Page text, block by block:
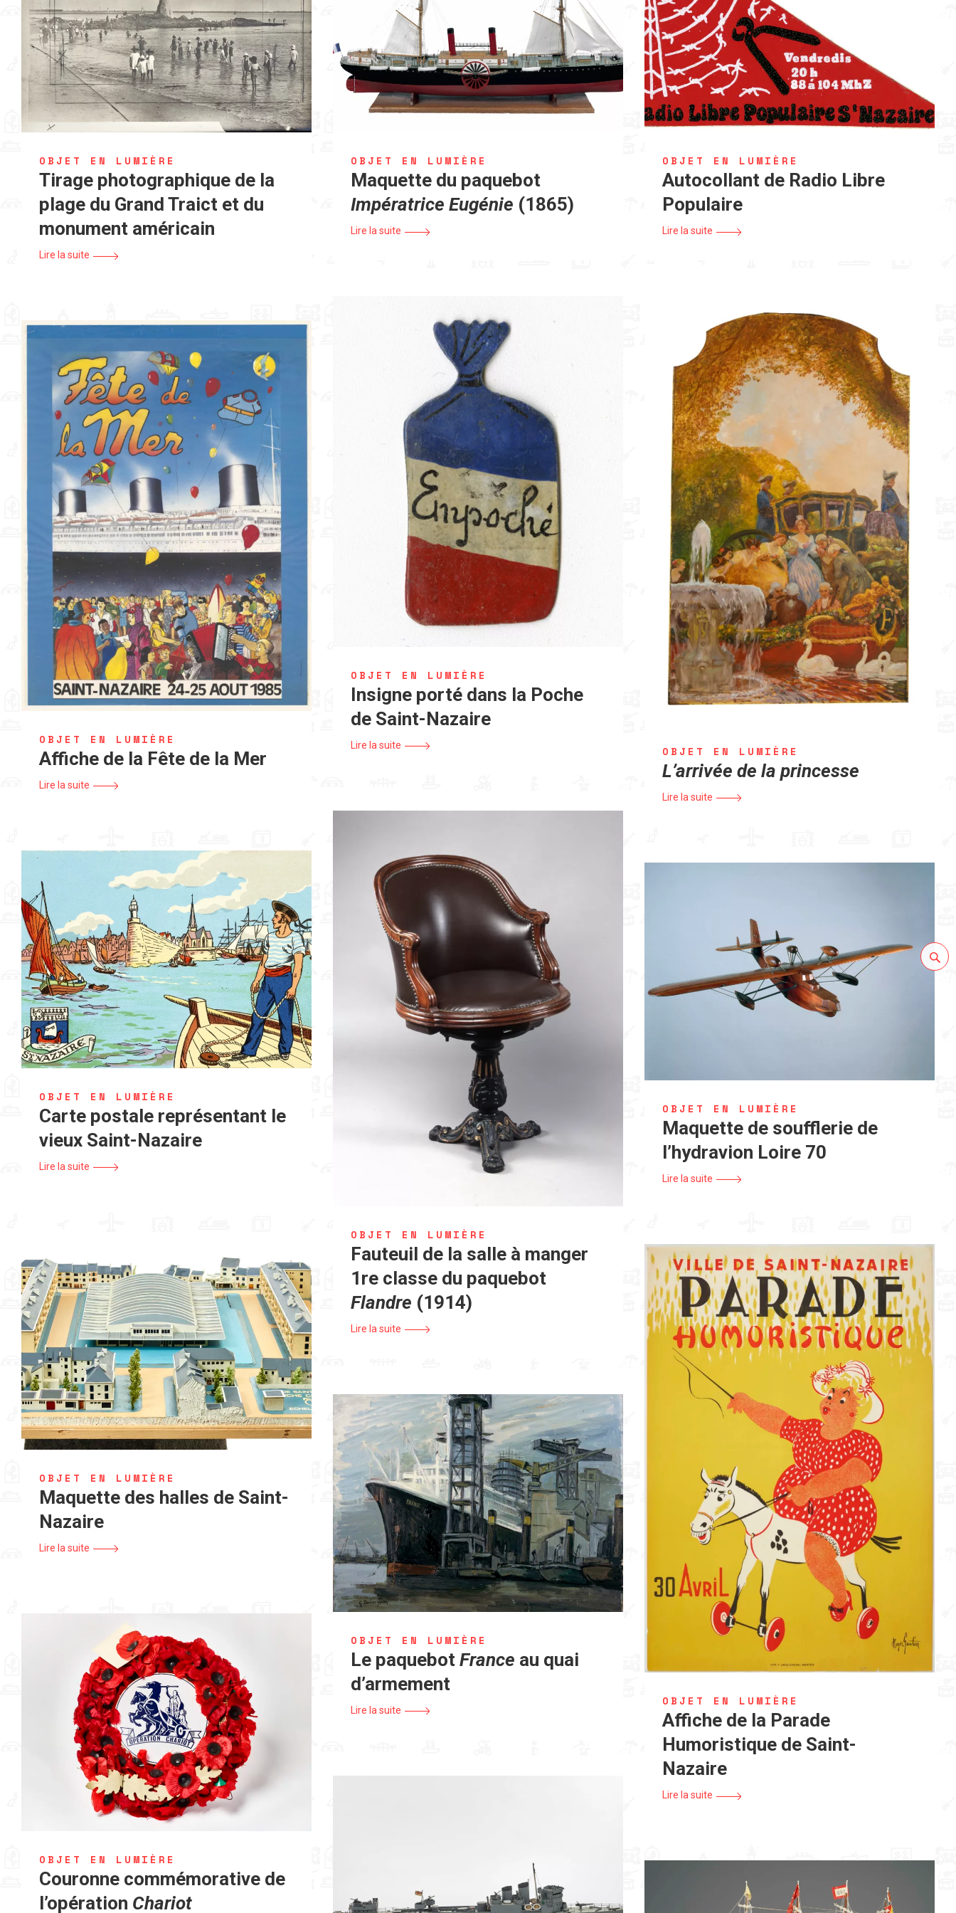
OBJET EN LUMIÈRE
Tirage photographique de la
plage du Grand Traict et du
monument américain
Lire la suite
OBJET EN LUMIÈRE
Affiche de la Fête de la Mer
Lire la suite
OBJET EN LUMIÈRE
Carte postale représentant le
vieux Saint-Nazaire
Lire la suite
OBJET EN LUMIÈRE
Maquette des halles de Saint-
Nazaire
Lire la suite
OBJET EN LUMIÈRE
Couronne commémorative de
l’opération Chariot
OBJET EN LUMIÈRE
Maquette du paquebot
Impératrice Eugénie (1865)
Lire la suite
OBJET EN LUMIÈRE
Insigne porté dans la Poche
de Saint-Nazaire
Lire la suite
OBJET EN LUMIÈRE
Fauteuil de la salle à manger
1re classe du paquebot
Flandre (1914)
Lire la suite
OBJET EN LUMIÈRE
Le paquebot France au quai
d’armement
Lire la suite
OBJET EN LUMIÈRE
Autocollant de Radio Libre
Populaire
Lire la suite
OBJET EN LUMIÈRE
L’arrivée de la princesse
Lire la suite
OBJET EN LUMIÈRE
Maquette de soufflerie de
l’hydravion Loire 70
Lire la suite
OBJET EN LUMIÈRE
Affiche de la Parade
Humoristique de Saint-
Nazaire
Lire la suite